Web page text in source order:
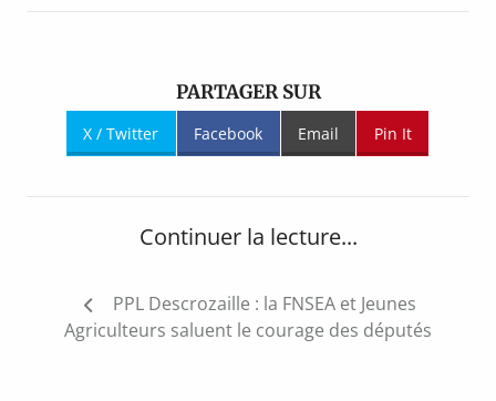
PARTAGER SUR
X / Twitter Facebook Email Pin It
Continuer la lecture...
NavigationPPL Descrozaille : la FNSEA et Jeunes
Agriculteurs saluent le courage des députés